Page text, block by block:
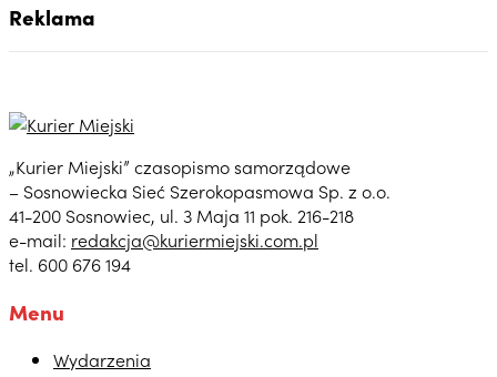
Reklama
„Kurier Miejski” czasopismo samorządowe
– Sosnowiecka Sieć Szerokopasmowa Sp. z o.o.
41-200 Sosnowiec, ul. 3 Maja 11 pok. 216-218
e-mail: redakcja@kuriermiejski.com.pl
tel. 600 676 194
Menu
Wydarzenia